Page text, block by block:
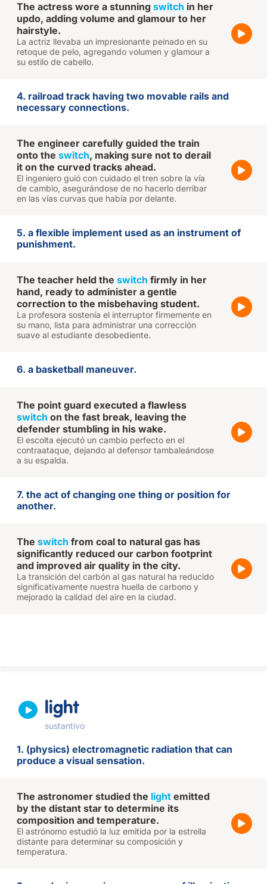
The actress wore a stunning switch in her
updo, adding volume and glamour to her
hairstyle.
La actriz llevaba un impresionante peinado en su
retoque de pelo, agregando volumen y glamour a
su estilo de cabello.
4. railroad track having two movable rails and
necessary connections.
The engineer carefully guided the train
onto the switch, making sure not to derail
it on the curved tracks ahead.
El ingeniero guió con cuidado el tren sobre la vía
de cambio, asegurándose de no hacerlo derribar
en las vías curvas que había por delante.
5. a flexible implement used as an instrument of
punishment.
The teacher held the switch firmly in her
hand, ready to administer a gentle
correction to the misbehaving student.
La profesora sostenía el interruptor firmemente en
su mano, lista para administrar una corrección
suave al estudiante desobediente.
6. a basketball maneuver.
The point guard executed a flawless
switch on the fast break, leaving the
defender stumbling in his wake.
El escolta ejecutó un cambio perfecto en el
contraataque, dejando al defensor tambaleándose
a su espalda.
7. the act of changing one thing or position for
another.
The switch from coal to natural gas has
significantly reduced our carbon footprint
and improved air quality in the city.
La transición del carbón al gas natural ha reducido
significativamente nuestra huella de carbono y
mejorado la calidad del aire en la ciudad.
light
sustantivo
1. (physics) electromagnetic radiation that can
produce a visual sensation.
The astronomer studied the light emitted
by the distant star to determine its
composition and temperature.
El astrónomo estudió la luz emitida por la estrella
distante para determinar su composición y
temperatura.